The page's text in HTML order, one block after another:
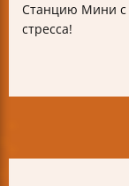
Станцию Мини с
стресса!